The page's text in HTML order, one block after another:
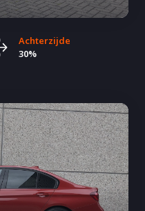
Achterzijde
30%